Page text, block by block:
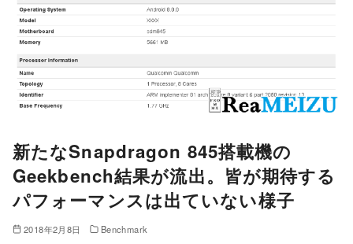
新たなSnapdragon 845搭載機の
Geekbench結果が流出。皆が期待する
パフォーマンスは出ていない様子
2018年2月8日 Benchmark